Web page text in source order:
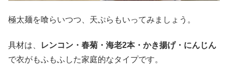
極太麺を喰らいつつ、天ぷらもいってみましょう。
具材は、
レンコン・春菊・海老2本・かき揚げ・にんじん
で衣がもふもふした家庭的なタイプです。